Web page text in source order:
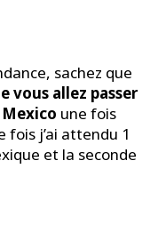
sachez que
vous allez passer
une fois
j’ai attendu 1
et la seconde